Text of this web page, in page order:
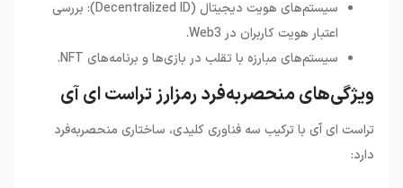
سیستم‌های هویت دیجیتال (Decentralized ID): بررسی
اعتبار هویت کاربران در Web3.
سیستم‌های مبارزه با تقلب در بازی‌ها و برنامه‌های NFT.
ویژگی‌های منحصربه‌فرد رمزارز تراست ای آی
تراست ای آی با ترکیب سه فناوری کلیدی، ساختاری منحصربه‌فرد
دارد: